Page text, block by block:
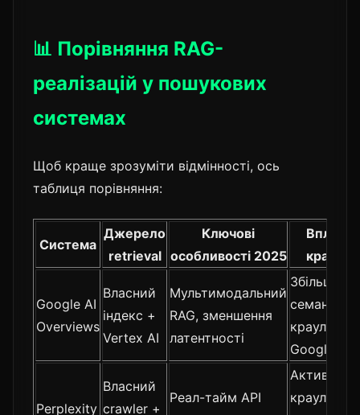
📊 Порівняння RAG-
реалізацій у пошукових
системах
Щоб краще зрозуміти відмінності, ось
таблиця порівняння:
Система
Джерело
retrieval
Ключові
особливості 2025
Вплив
Google AI
Overviews
Власний
індекс +
Vertex AI
Мультимодальний
RAG, зменшення
латентності
краулингу
Googlebot
Perplexity
Власний
crawler +
Реал-тайм API
Активний
краулинг